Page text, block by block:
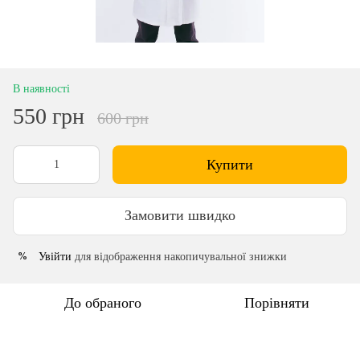
В наявності
550 грн 600 грн
Купити
Замовити швидко
% Увійти для відображення накопичувальної знижки
До обраного Порівняти